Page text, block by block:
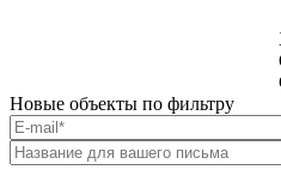
Новые объекты по фильтру